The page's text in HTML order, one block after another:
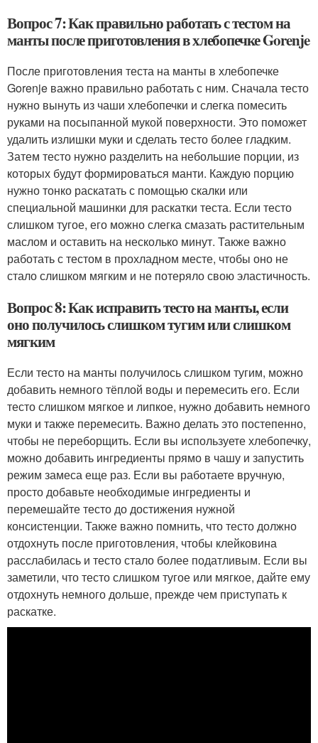
Вопрос 7: Как правильно работать с тестом на
манты после приготовления в хлебопечке Gorenje
После приготовления теста на манты в хлебопечке
Gorenje важно правильно работать с ним. Сначала тесто
нужно вынуть из чаши хлебопечки и слегка помесить
руками на посыпанной мукой поверхности. Это поможет
удалить излишки муки и сделать тесто более гладким.
Затем тесто нужно разделить на небольшие порции, из
которых будут формироваться манти. Каждую порцию
нужно тонко раскатать с помощью скалки или
специальной машинки для раскатки теста. Если тесто
слишком тугое, его можно слегка смазать растительным
маслом и оставить на несколько минут. Также важно
работать с тестом в прохладном месте, чтобы оно не
стало слишком мягким и не потеряло свою эластичность.
Вопрос 8: Как исправить тесто на манты, если
оно получилось слишком тугим или слишком
мягким
Если тесто на манты получилось слишком тугим, можно
добавить немного тёплой воды и перемесить его. Если
тесто слишком мягкое и липкое, нужно добавить немного
муки и также перемесить. Важно делать это постепенно,
чтобы не переборщить. Если вы используете хлебопечку,
можно добавить ингредиенты прямо в чашу и запустить
режим замеса еще раз. Если вы работаете вручную,
просто добавьте необходимые ингредиенты и
перемешайте тесто до достижения нужной
консистенции. Также важно помнить, что тесто должно
отдохнуть после приготовления, чтобы клейковина
расслабилась и тесто стало более податливым. Если вы
заметили, что тесто слишком тугое или мягкое, дайте ему
отдохнуть немного дольше, прежде чем приступать к
раскатке.